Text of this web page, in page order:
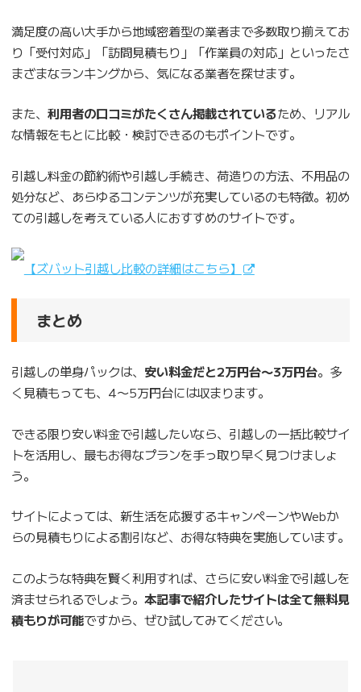
満足度の高い大手から地域密着型の業者まで多数取り揃えてお
り「受付対応」「訪問見積もり」「作業員の対応」といったさ
まざまなランキングから、気になる業者を探せます。
また、 利用者の口コミがたくさん掲載されているため、リアル
な情報をもとに比較・検討できるのもポイントです。
引越し料金の節約術や引越し手続き、荷造りの方法、不用品の
処分など、あらゆるコンテンツが充実しているのも特徴。初め
ての引越しを考えている人におすすめのサイトです。
【ズバット引越し比較の詳細はこちら】
まとめ
引越しの単身パックは、 安い料金だと2万円台〜3万円台。多
く見積もっても、4〜5万円台には収まります。
できる限り安い料金で引越したいなら、引越しの一括比較サイ
トを活用し、最もお得なプランを手っ取り早く見つけましょ
う。
サイトによっては、新生活を応援するキャンペーンやWebか
らの見積もりによる割引など、お得な特典を実施しています。
このような特典を賢く利用すれば、さらに安い料金で引越しを
済ませられるでしょう。 本記事で紹介したサイトは全て無料見
積もりが可能ですから、ぜひ試してみてください。